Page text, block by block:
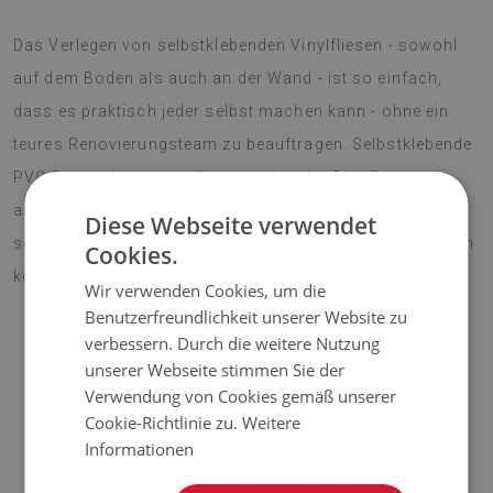
Das Verlegen von selbstklebenden Vinylfliesen - sowohl
auf dem Boden als auch an der Wand - ist so einfach,
dass es praktisch jeder selbst machen kann - ohne ein
teures Renovierungsteam zu beauftragen. Selbstklebende
PVC-Platten können auf praktisch jeder Oberfläche
angebracht werden, so dass Sie Ihre Inneneinrichtung
schnell verändern und ihr einen neuen Charakter verleihen
können.
AUFMERKSAMKEIT!
Der angegebene Preis gilt für einen Satz von 9 Fliesen mit
den Maßen 30x30 cm.
Diese Webseite verwendet
Cookies.
Wir verwenden Cookies, um die
Benutzerfreundlichkeit unserer Website zu
verbessern. Durch die weitere Nutzung
unserer Webseite stimmen Sie der
Verwendung von Cookies gemäß unserer
Cookie-Richtlinie zu.Weitere
Informationen